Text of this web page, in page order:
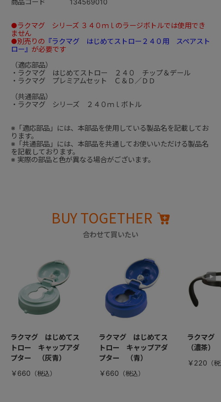
●ラクマグ シリーズ ３４０ｍｌのラージボトルでは使用でき
ません
●別売りの 『ラクマグ はじめてストロー２４０用 スペアスト
ロー』 が必要です
（適応部品）
・ラクマグ はじめてストロー ２４０ チップ＆デール
・ラクマグ プレミアムセット Ｃ＆Ｄ／ＤＤ
（共通部品）
・ラクマグ シリーズ ２４０ｍｌボトル
※「適応部品」には、本部品を使用している製品名を記載してお
ります。
※「共通部品」には、本部品を共通してお使いいただける製品名
を記載しております。
※ 実際の部品と色が異なる場合がございます。
BUY TOGETHER
合わせて買いたい
ラクマグ はじめてス
トロー キャップアダ
プター （灰青）
￥660
ラクマグ はじめてス
トロー キャップアダ
プター （青）
￥660
ラクマグ
（濃茶）
￥220